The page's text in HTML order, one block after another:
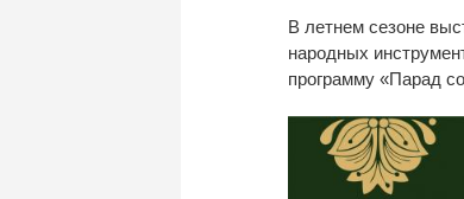
В летнем сезоне
народных
программу «Парад